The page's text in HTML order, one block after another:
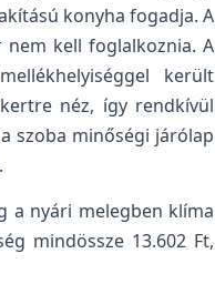
konyha fogadja. A
nem kell foglalkoznia. A
került
néz, így rendkívül
szoba minőségi járólap
a nyári melegben klíma
mindössze 13.602 Ft,